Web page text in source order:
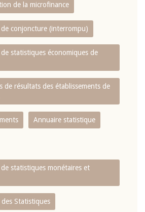
de la microfinance
conjoncture (interrompu)
statistiques économiques de
de résultats des établissements de
Annuaire statistique
statistiques monétaires et
Statistiques